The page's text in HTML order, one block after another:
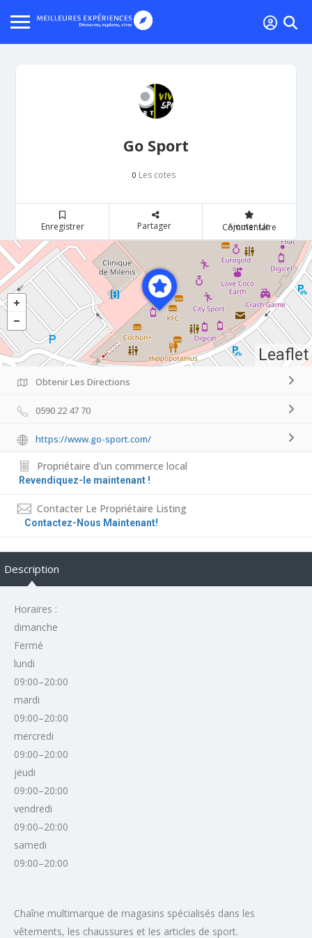
Go Sport
0 Les cotes
Enregistrer Partager Ajouter Un Commentaire
Leaflet
Obtenir Les Directions
0590 22 47 70
https://www.go-sport.com/
Propriétaire d'un commerce local
Revendiquez-le maintenant !
Contacter Le Propriétaire Listing
Contactez-Nous Maintenant!
Description
Horaires :
dimanche
Fermé
lundi
09:00–20:00
mardi
09:00–20:00
mercredi
09:00–20:00
jeudi
09:00–20:00
vendredi
09:00–20:00
samedi
09:00–20:00
Chaîne multimarque de magasins spécialisés dans les
vêtements, les chaussures et les articles de sport.